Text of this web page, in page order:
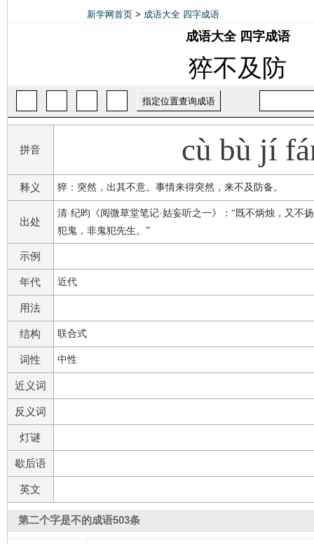
新学网首页 > 成语大全 四字成语
成语大全 四字成语
猝不及防
拼音 cù bù jí
释义 猝：突然，出其不意。事情来得突然，来不及防备。
出处
清·纪昀《阅微草堂笔记·姑妄听之一》：“既不炳烛，又不
犯鬼，非鬼犯先生。”
示例
年代 近代
用法
结构 联合式
词性 中性
近义词
反义词
灯谜
歇后语
英文
第二个字是不的成语503条